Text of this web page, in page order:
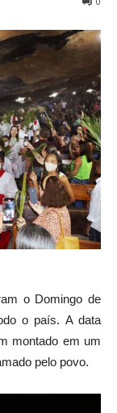
o Domingo de
o país. A data
montado em um
pelo povo.